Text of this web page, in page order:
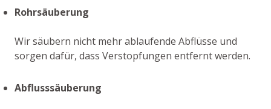
Rohrsäuberung
Wir säubern nicht mehr ablaufende Abflüsse und
sorgen dafür, dass Verstopfungen entfernt werden.
Abflusssäuberung